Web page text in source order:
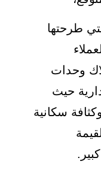
طرحتها
وحدات
حيث
سكانية